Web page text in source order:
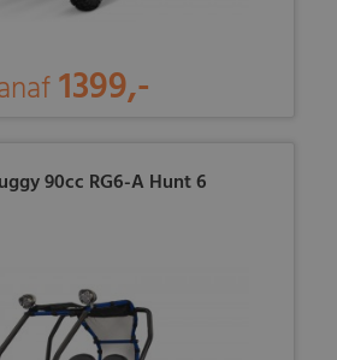
1399,-
90cc RG6-A Hunt 6